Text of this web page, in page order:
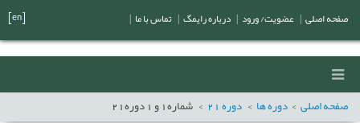
صفحه اصلی دوره ها دوره21 شماره1 و1 دوره21
صفحه اصلی عضویت/ ورود درباره رایمگ تماس با ما